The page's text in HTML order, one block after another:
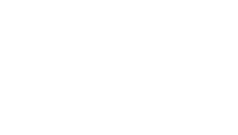
A preguntas de la
convocar a los
trabajos para la